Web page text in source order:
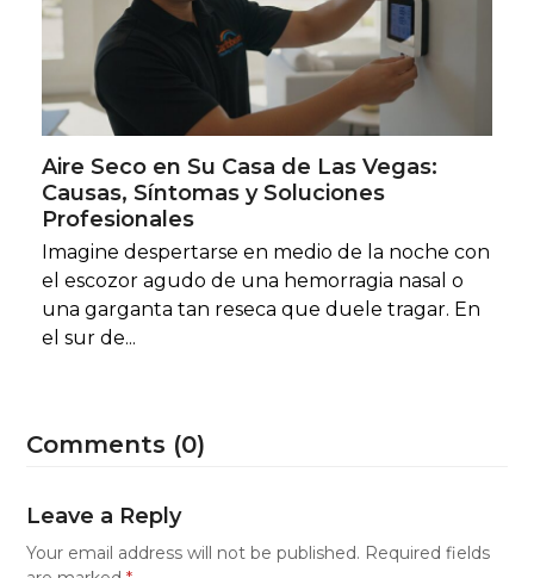
Aire Seco en Su Casa de Las Vegas:
Causas, Síntomas y Soluciones
Profesionales
Imagine despertarse en medio de la noche con
el escozor agudo de una hemorragia nasal o
una garganta tan reseca que duele tragar. En
el sur de...
Comments (0)
Leave a Reply
Your email address will not be published. Required fields